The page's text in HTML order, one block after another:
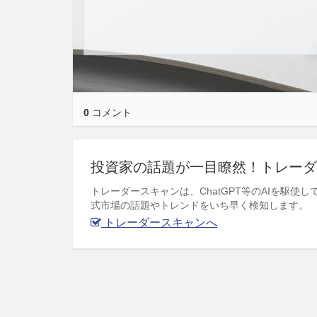
0 コメント
投資家の話題が一目瞭然！トレー
トレーダースキャンは、ChatGPT等のAIを駆使
式市場の話題やトレンドをいち早く検知します。
トレーダースキャンへ